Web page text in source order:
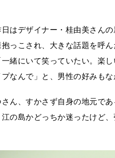
はデザイナー・桂由美さん
抱っこされ、大きな話題を呼
一緒にいて笑っていたい。楽
プなんで」と、男性の好みもな
ん、すかさず自身の地元で
の島かどっちか迷ったけど